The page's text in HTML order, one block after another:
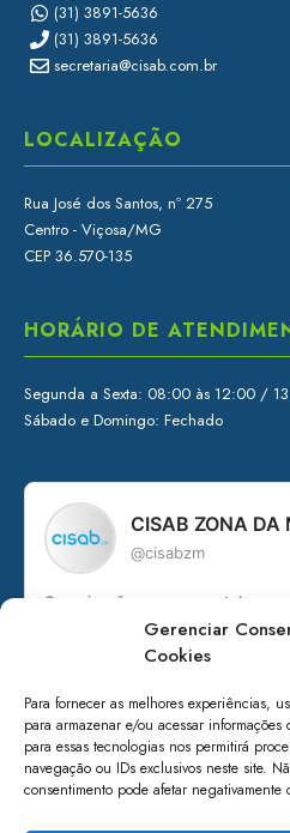
Gerenciar
Cookies
Para fornecer as melhores experiências,
para armazenar e/ou acessar
para essas tecnologias nos permitirá
navegação ou IDs exclusivos neste site.
consentimento pode afetar negativamente
(31) 3891-5636
(31) 3891-5636
secretaria@cisab.com.br
LOCALIZAÇÃO
Rua José dos Santos, nº 275
Centro - Viçosa/MG
CEP 36.570-135
HORÁRIO DE
Segunda a Sexta: 08:00 às 12:00 /
Sábado e Domingo: Fechado
CISAB ZONA DA
@cisabzm
Organização governamental
Consórcio Intermunicipal de
Básico da Zona da Mata de
Acesse nossos canais:
linktr.ee/cisabzm5636